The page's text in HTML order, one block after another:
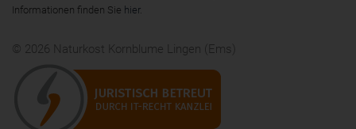
Informationen finden Sie hier.
© 2026 Naturkost Kornblume Lingen (Ems)